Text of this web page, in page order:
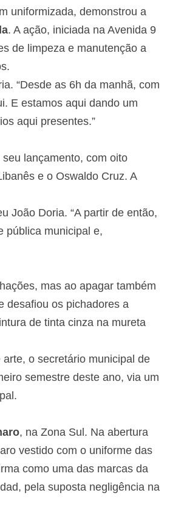
uniformizada, demonstrou a
. A ação, iniciada na Avenida 9
de limpeza e manutenção a
“Desde as 6h da manhã, com
E estamos aqui dando um
aqui presentes.”
lançamento, com oito
e o Oswaldo Cruz. A
João Doria. “A partir de então,
pública municipal e,
mas ao apagar também
desafiou os pichadores a
de tinta cinza na mureta
o secretário municipal de
semestre deste ano, via um
, na Zona Sul. Na abertura
vestido com o uniforme das
como uma das marcas da
pela suposta negligência na